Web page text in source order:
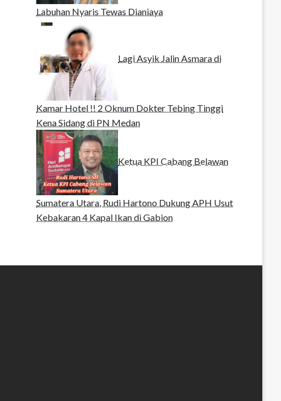
Labuhan Nyaris Tewas Dianiaya
Lagi Asyik Jalin Asmara di
Kamar Hotel !! 2 Oknum Dokter Tebing Tinggi
Kena Sidang di PN Medan
Ketua KPI Cabang Belawan
Sumatera Utara, Rudi Hartono Dukung APH Usut
Kebakaran 4 Kapal Ikan di Gabion